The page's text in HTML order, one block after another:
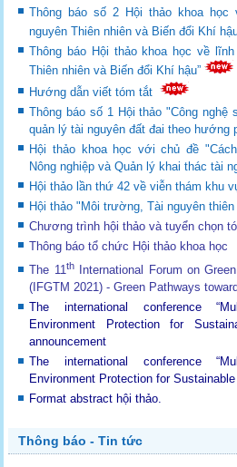
Thông báo số 2 Hội thảo khoa
nguyên Thiên nhiên và Biến đổi Khí
Thông báo Hội thảo khoa học về
Thiên nhiên và Biến đổi Khí hậu”
Hướng dẫn viết tóm tắt
Thông báo số 1 Hội thảo "Công
quản lý tài nguyên đất đai theo hướng
Hội thảo khoa học với chủ đề
Nông nghiệp và Quản lý khai thác tài
Hội thảo lần thứ 42 về viễn thám khu
Hội thảo "Môi trường, Tài nguyên
Chương trình hội thảo và tuyển chọn
Thông báo tổ chức Hội thảo khoa học
The 11thInternational Forum on
(IFGTM 2021) - Green Pathways
The international conference
Environment Protection for
announcement
The international conference
Environment Protection for Sustainable
Format abstract hội thảo.
Thông báo - Tin tức